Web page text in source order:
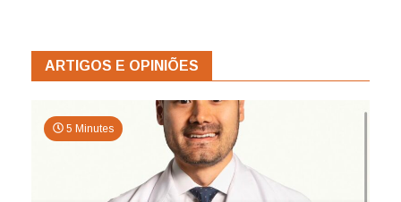
ARTIGOS E OPINIÕES
5 Minutes